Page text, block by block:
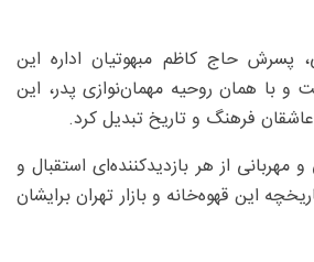
حاج کاظم مبهوتیان اداره این
و با همان روحیه مهمان‌نوازی پدر، این
عاشقان فرهنگ و تاریخ تبدیل کرد.
از هر بازدیدکننده‌ای استقبال و
این قهوه‌خانه و بازار تهران برایشان